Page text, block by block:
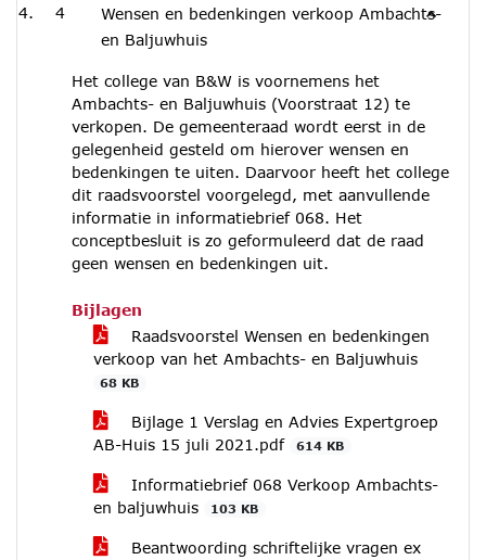
4
Wensen en bedenkingen verkoop Ambachts-
en Baljuwhuis
Het college van B&W is voornemens het
Ambachts- en Baljuwhuis (Voorstraat 12) te
verkopen. De gemeenteraad wordt eerst in de
gelegenheid gesteld om hierover wensen en
bedenkingen te uiten. Daarvoor heeft het college
dit raadsvoorstel voorgelegd, met aanvullende
informatie in informatiebrief 068. Het
conceptbesluit is zo geformuleerd dat de raad
geen wensen en bedenkingen uit.
Bijlagen
Raadsvoorstel Wensen en bedenkingen
verkoop van het Ambachts- en Baljuwhuis
68 KB
Bijlage 1 Verslag en Advies Expertgroep
AB-Huis 15 juli 2021.pdf
614 KB
Informatiebrief 068 Verkoop Ambachts-
en baljuwhuis
103 KB
Beantwoording schriftelijke vragen ex